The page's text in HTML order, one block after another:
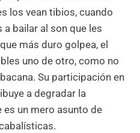
los vean tibios, cuando
bailar al son que les
más duro golpea, el
uno de otro, como no
Su participación en
a degradar la
un mero asunto de